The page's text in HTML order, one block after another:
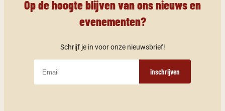
Op de hoogte blijven van ons nieuws en
evenementen?
Schrijf je in voor onze nieuwsbrief!
inschrijven